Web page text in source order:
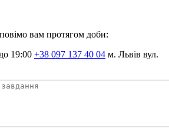
вам протягом доби:
19:00 +38 097 137 40 04 м. Львів вул.